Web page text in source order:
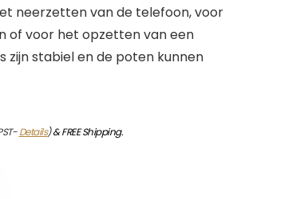
neerzetten van de telefoon, voor
of voor het opzetten van een
zijn stabiel en de poten kunnen
Details)&FREE Shipping.